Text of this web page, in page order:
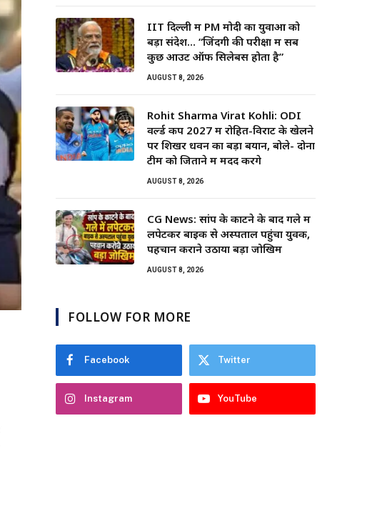
IIT दिल्ली में PM मोदी का युवाओं को
बड़ा संदेश… “जिंदगी की परीक्षा में सब
कुछ आउट ऑफ सिलेबस होता है”
AUGUST 8, 2026
Rohit Sharma Virat Kohli: ODI
वर्ल्ड कप 2027 में रोहित-विराट के खेलने
पर शिखर धवन का बड़ा बयान, बोले- दोनों
टीम को जिताने में मदद करेंगे
AUGUST 8, 2026
CG News: सांप के काटने के बाद गले में
लपेटकर बाइक से अस्पताल पहुंचा युवक,
पहचान कराने उठाया बड़ा जोखिम
AUGUST 8, 2026
FOLLOW FOR MORE
Facebook Twitter
Instagram YouTube